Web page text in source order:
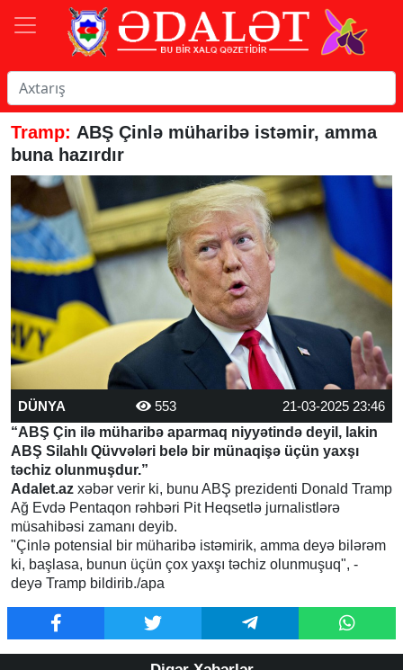
Tramp: ABŞ Çinlə müharibə istəmir, amma
buna hazırdır
DÜNYA 553
21-03-2025 23:46
“ABŞ Çin ilə müharibə aparmaq niyyətində deyil, lakin
ABŞ Silahlı Qüvvələri belə bir münaqişə üçün yaxşı
təchiz olunmuşdur.”
Adalet.az xəbər verir ki, bunu ABŞ prezidenti Donald Tramp
Ağ Evdə Pentaqon rəhbəri Pit Heqsetlə jurnalistlərə
müsahibəsi zamanı deyib.
"Çinlə potensial bir müharibə istəmirik, amma deyə bilərəm
ki, başlasa, bunun üçün çox yaxşı təchiz olunmuşuq", -
deyə Tramp bildirib./apa